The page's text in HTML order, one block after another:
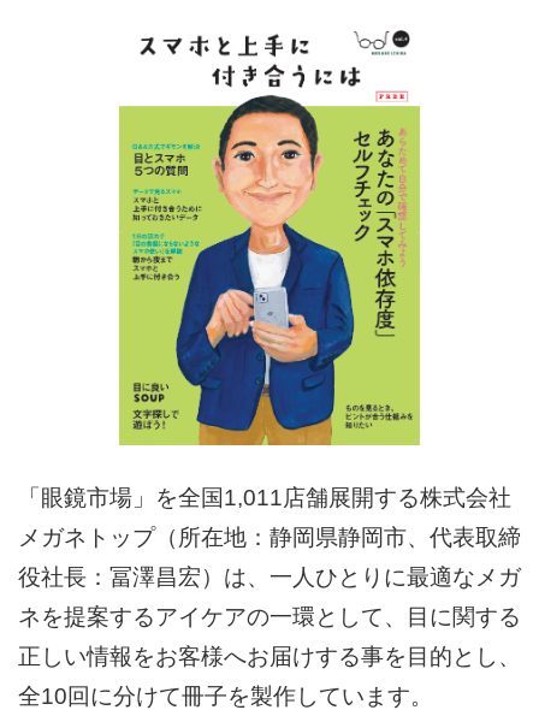
「眼鏡市場」を全国1,011店舗展開する株式会社
メガネトップ（所在地：静岡県静岡市、代表取締
役社長：冨澤昌宏）は、一人ひとりに最適なメガ
ネを提案するアイケアの一環として、目に関する
正しい情報をお客様へお届けする事を目的とし、
全10回に分けて冊子を製作しています。